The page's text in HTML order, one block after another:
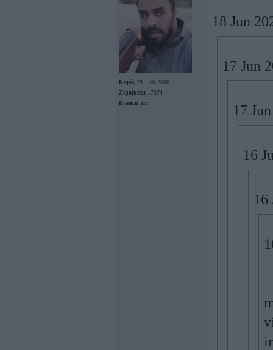
Kopš: 28. Feb 2008
Ziņojumi: 17374
Braucu ar:
18 Jun
17 Jun
17
16
16